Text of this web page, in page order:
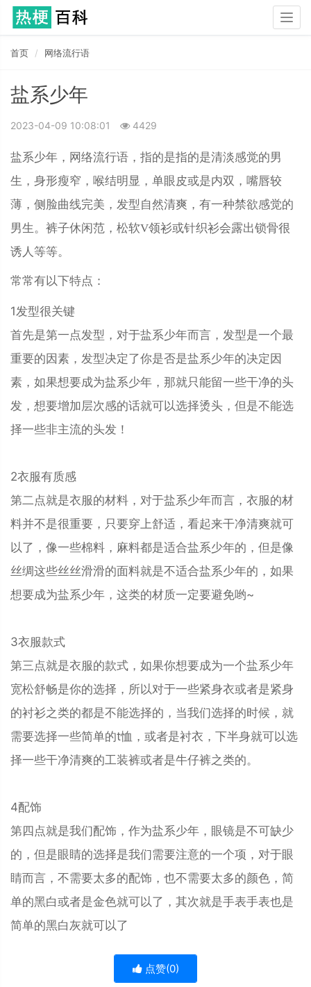
首页 网络流行语
盐系少年
2023-04-09 10:08:01 4429
盐系少年，网络流行语，指的是指的是清淡感觉的男
生，身形瘦窄，喉结明显，单眼皮或是内双，嘴唇较
薄，侧脸曲线完美，发型自然清爽，有一种禁欲感觉的
男生。裤子休闲范，松软V领衫或针织衫会露出锁骨很
诱人等等。
常常有以下特点：
1发型很关键
首先是第一点发型，对于盐系少年而言，发型是一个最
重要的因素，发型决定了你是否是盐系少年的决定因
素，如果想要成为盐系少年，那就只能留一些干净的头
发，想要增加层次感的话就可以选择烫头，但是不能选
择一些非主流的头发！
2衣服有质感
第二点就是衣服的材料，对于盐系少年而言，衣服的材
料并不是很重要，只要穿上舒适，看起来干净清爽就可
以了，像一些棉料，麻料都是适合盐系少年的，但是像
丝绸这些丝丝滑滑的面料就是不适合盐系少年的，如果
想要成为盐系少年，这类的材质一定要避免哟~
3衣服款式
第三点就是衣服的款式，如果你想要成为一个盐系少年
宽松舒畅是你的选择，所以对于一些紧身衣或者是紧身
的衬衫之类的都是不能选择的，当我们选择的时候，就
需要选择一些简单的t恤，或者是衬衣，下半身就可以选
择一些干净清爽的工装裤或者是牛仔裤之类的。
4配饰
第四点就是我们配饰，作为盐系少年，眼镜是不可缺少
的，但是眼睛的选择是我们需要注意的一个项，对于眼
睛而言，不需要太多的配饰，也不需要太多的颜色，简
单的黑白或者是金色就可以了，其次就是手表手表也是
简单的黑白灰就可以了
点赞(0)